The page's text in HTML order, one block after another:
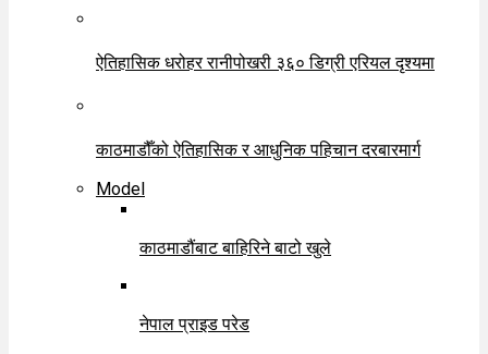
ऐतिहासिक धरोहर रानीपोखरी ३६० डिग्री एरियल दृश्यमा
काठमाडौँको ऐतिहासिक र आधुनिक पहिचान दरबारमार्ग
Model
काठमाडौंबाट बाहिरिने बाटो खुले
नेपाल प्राइड परेड